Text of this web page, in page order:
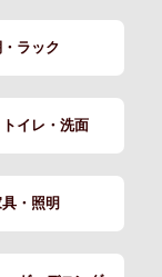
ラック
イレ・洗面
・照明